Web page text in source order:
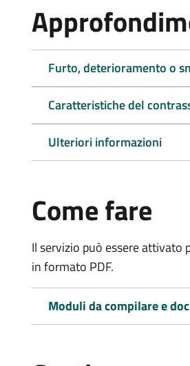
Furto, deterioramento o
Caratteristiche del
Ulteriori informazioni
Come fare
Il servizio può essere
in formato PDF.
Moduli da compilare e